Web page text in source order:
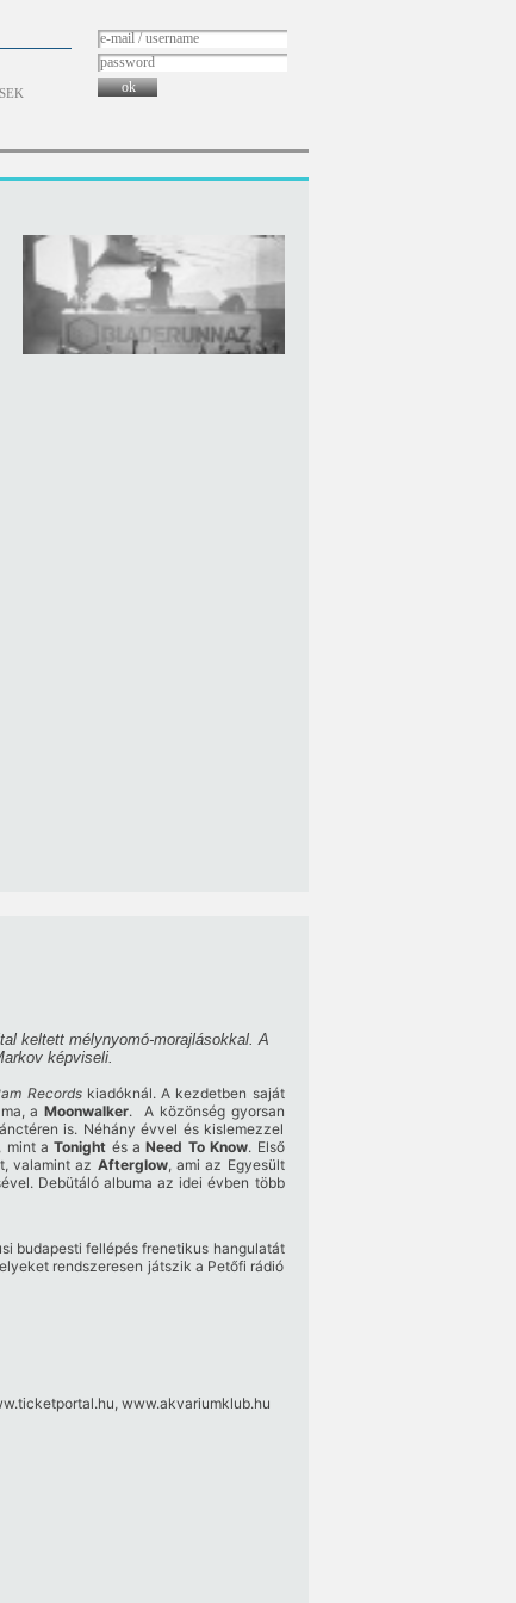
ok
keltett mélynyomó-morajlásokkal. A
képviseli.
Recordskiadóknál. A kezdetben saját
aMoonwalker.
A közönség gyorsan
is. Néhány évvel és kislemezzel
mint aTonight és aNeed To Know. Első
valamint az Afterglow, ami az Egyesült
Debütáló albuma az idei évben több
budapesti fellépés frenetikus hangulatát
rendszeresen játszik a Petőfi rádió
, www.akvariumklub.hu